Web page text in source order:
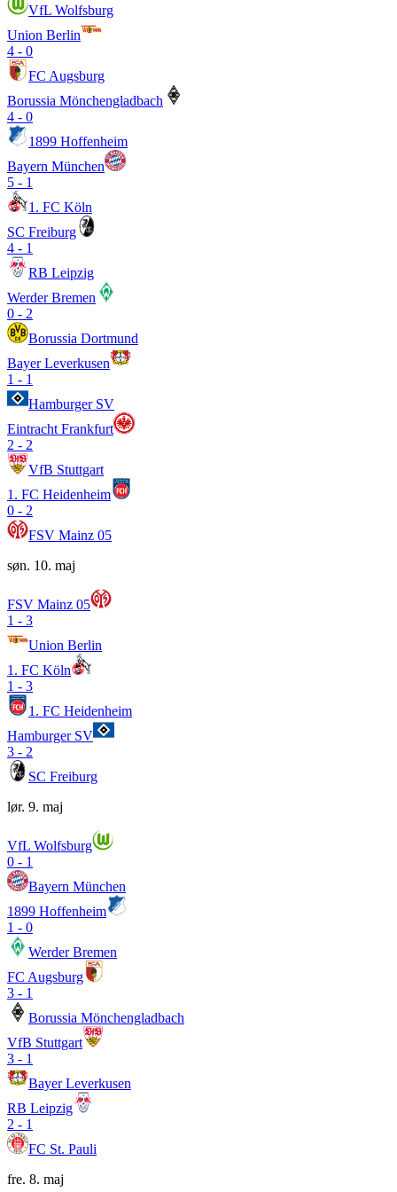
VfL Wolfsburg
Union Berlin
4 - 0
FC Augsburg
Borussia Mönchengladbach
4 - 0
1899 Hoffenheim
Bayern München
5 - 1
1. FC Köln
SC Freiburg
4 - 1
RB Leipzig
Werder Bremen
0 - 2
Borussia Dortmund
Bayer Leverkusen
1 - 1
Hamburger SV
Eintracht Frankfurt
2 - 2
VfB Stuttgart
1. FC Heidenheim
0 - 2
FSV Mainz 05
søn. 10. maj
FSV Mainz 05
1 - 3
Union Berlin
1. FC Köln
1 - 3
1. FC Heidenheim
Hamburger SV
3 - 2
SC Freiburg
lør. 9. maj
VfL Wolfsburg
0 - 1
Bayern München
1899 Hoffenheim
1 - 0
Werder Bremen
FC Augsburg
3 - 1
Borussia Mönchengladbach
VfB Stuttgart
3 - 1
Bayer Leverkusen
RB Leipzig
2 - 1
FC St. Pauli
fre. 8. maj